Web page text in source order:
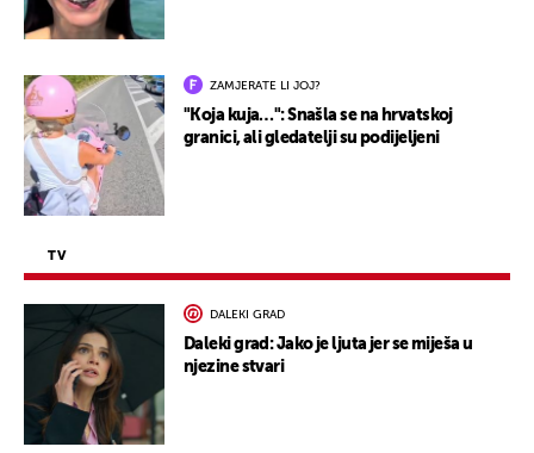
ZAMJERATE LI JOJ?
"Koja kuja…": Snašla se na hrvatskoj
granici, ali gledatelji su podijeljeni
TV
DALEKI GRAD
Daleki grad: Jako je ljuta jer se miješa u
njezine stvari